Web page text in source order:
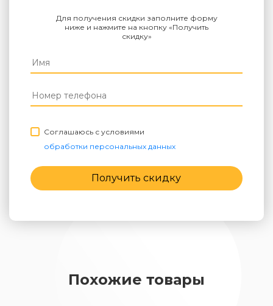
Для получения скидки заполните форму
ниже и нажмите на кнопку «Получить
скидку»
Соглашаюсь с условиями
обработки персональных данных
Получить скидку
Похожие товары